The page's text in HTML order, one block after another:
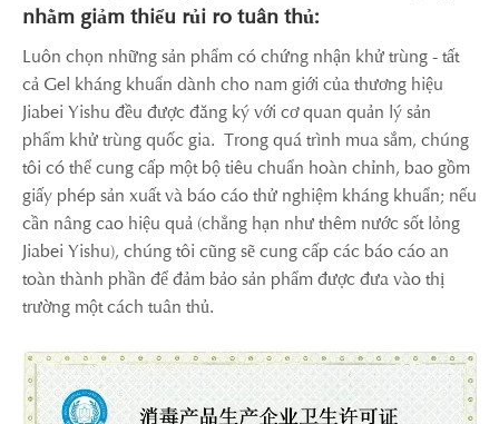
nhằm giảm thiểu rủi ro tuân thủ:
Luôn chọn những sản phẩm có chứng nhận khử trùng - tất
cả Gel kháng khuẩn dành cho nam giới của thương hiệu
Jiabei Yishu đều được đăng ký với cơ quan quản lý sản
phẩm khử trùng quốc gia. Trong quá trình mua sắm, chúng
tôi có thể cung cấp một bộ tiêu chuẩn hoàn chỉnh, bao gồm
giấy phép sản xuất và báo cáo thử nghiệm kháng khuẩn; nếu
cần nâng cao hiệu quả (chẳng hạn như thêm nước sốt lỏng
Jiabei Yishu), chúng tôi cũng sẽ cung cấp các báo cáo an
toàn thành phần để đảm bảo sản phẩm được đưa vào thị
trường một cách tuân thủ.